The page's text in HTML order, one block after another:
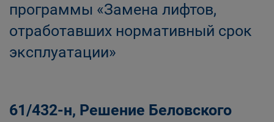
программы «Замена лифтов,
отработавших нормативный срок
эксплуатации»
61/432-н, Решение Беловского